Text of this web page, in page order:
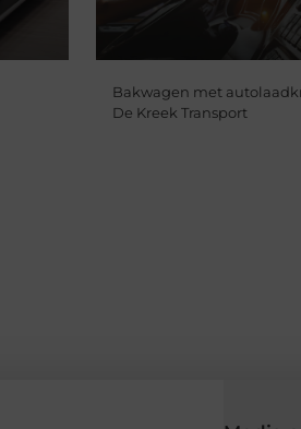
Bakwagen met
De Kreek Transport